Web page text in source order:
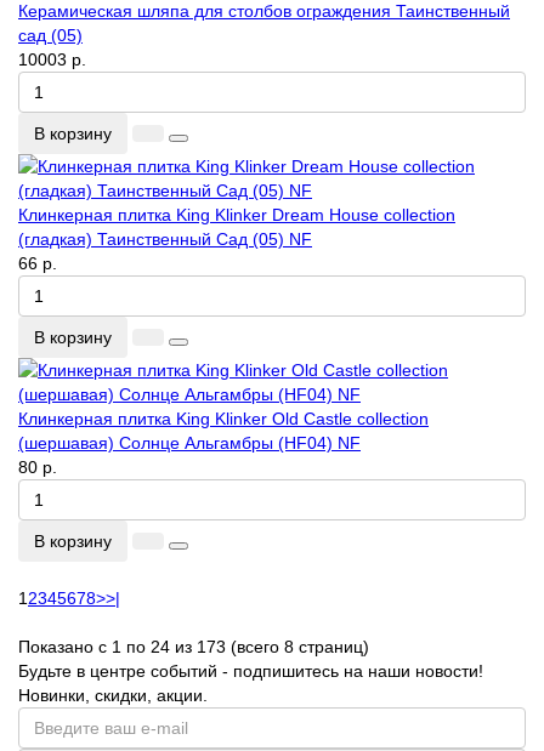
Керамическая шляпа для столбов ограждения Таинственный
сад (05)
10003 р.
В корзину
Клинкерная плитка King Klinker Dream House collection
(гладкая) Таинственный Сад (05) NF
66 р.
В корзину
Клинкерная плитка King Klinker Old Castle collection
(шершавая) Солнце Альгамбры (HF04) NF
80 р.
В корзину
1 2345678>>|
Показано с 1 по 24 из 173 (всего 8 страниц)
Будьте в центре событий - подпишитесь на наши новости!
Новинки, скидки, акции.